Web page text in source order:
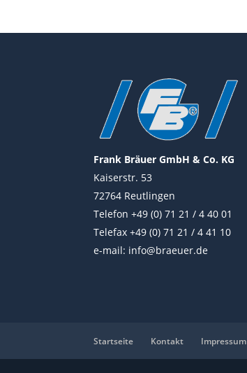
Frank Bräuer GmbH & Co. KG
Kaiserstr. 53
72764 Reutlingen
Telefon +49 (0) 71 21 / 4 40 01
Telefax +49 (0) 71 21 / 4 41 10
e-mail: info@braeuer.de
Startseite Kontakt Impressum